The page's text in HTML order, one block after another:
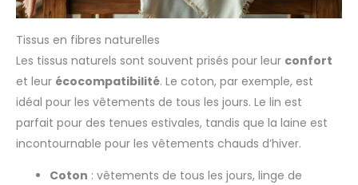
Tissus en fibres naturelles
Les tissus naturels sont souvent prisés pour leur confort
et leur écocompatibilité. Le coton, par exemple, est
idéal pour les vêtements de tous les jours. Le lin est
parfait pour des tenues estivales, tandis que la laine est
incontournable pour les vêtements chauds d’hiver.
Coton : vêtements de tous les jours, linge de